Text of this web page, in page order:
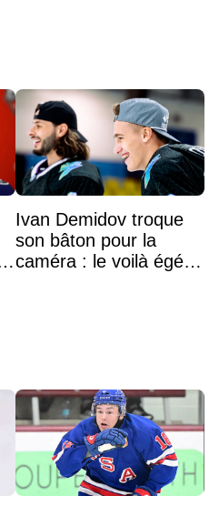
Ivan Demidov troque
son bâton pour la
caméra : le voilà égérie